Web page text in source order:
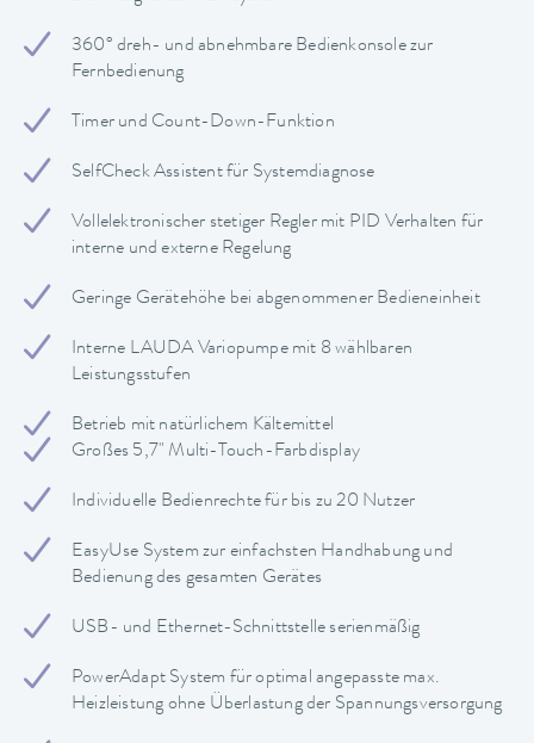
360° dreh- und abnehmbare Bedienkonsole zur
Fernbedienung
Timer und Count-Down-Funktion
SelfCheck Assistent für Systemdiagnose
Vollelektronischer stetiger Regler mit PID Verhalten für
interne und externe Regelung
Geringe Gerätehöhe bei abgenommener Bedieneinheit
Interne LAUDA Variopumpe mit 8 wählbaren
Leistungsstufen
Betrieb mit natürlichem Kältemittel
Großes 5,7" Multi-Touch-Farbdisplay
Individuelle Bedienrechte für bis zu 20 Nutzer
EasyUse System zur einfachsten Handhabung und
Bedienung des gesamten Gerätes
USB- und Ethernet-Schnittstelle serienmäßig
PowerAdapt System für optimal angepasste max.
Heizleistung ohne Überlastung der Spannungsversorgung